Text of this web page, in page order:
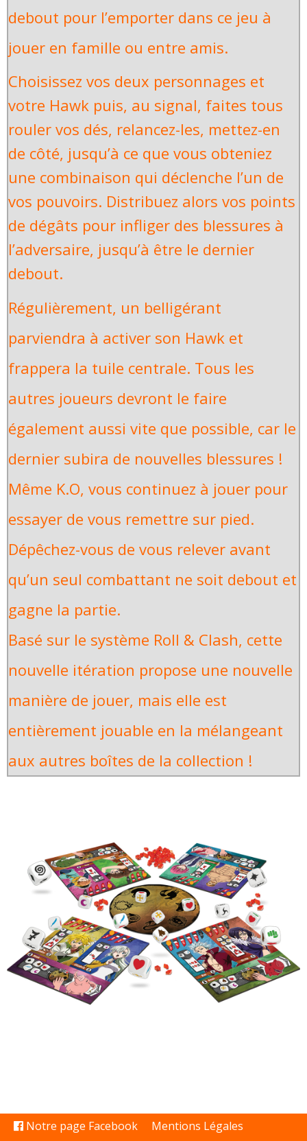
debout pour l’emporter dans ce jeu à
jouer en famille ou entre amis.
Choisissez vos deux personnages et
votre Hawk puis, au signal, faites tous
rouler vos dés, relancez-les, mettez-en
de côté, jusqu’à ce que vous obteniez
une combinaison qui déclenche l’un de
vos pouvoirs. Distribuez alors vos points
de dégâts pour infliger des blessures à
l’adversaire, jusqu’à être le dernier
debout.
Régulièrement, un belligérant
parviendra à activer son Hawk et
frappera la tuile centrale. Tous les
autres joueurs devront le faire
également aussi vite que possible, car le
dernier subira de nouvelles blessures !
Même K.O, vous continuez à jouer pour
essayer de vous remettre sur pied.
Dépêchez-vous de vous relever avant
qu’un seul combattant ne soit debout et
gagne la partie.
Basé sur le système Roll & Clash, cette
nouvelle itération propose une nouvelle
manière de jouer, mais elle est
entièrement jouable en la mélangeant
aux autres boîtes de la collection !
Notre page Facebook
Mentions Légales